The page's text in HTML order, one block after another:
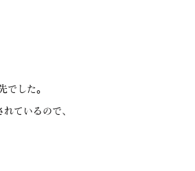
でした。
ているので、